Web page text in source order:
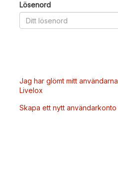
Lösenord
Jag har glömt mitt
Livelox
Skapa ett nytt användarkonto